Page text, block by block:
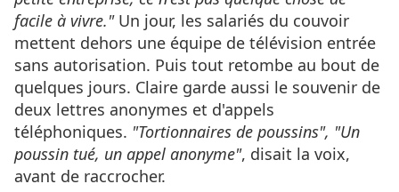
facile à vivre." Un jour, les salariés du couvoir
mettent dehors une équipe de télévision entrée
sans autorisation. Puis tout retombe au bout de
quelques jours. Claire garde aussi le souvenir de
deux lettres anonymes et d'appels
téléphoniques. "Tortionnaires de poussins", "Un
poussin tué, un appel anonyme", disait la voix,
avant de raccrocher.